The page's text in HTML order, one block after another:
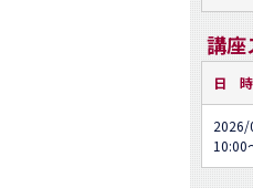
講座
日 時
2026/
10:00